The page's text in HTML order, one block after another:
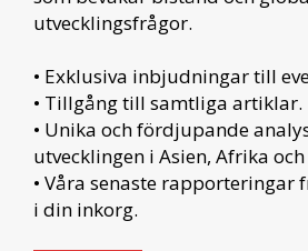
utvecklingsfrågor.
• Exklusiva inbjudningar till
• Tillgång till samtliga artiklar.
• Unika och fördjupande
utvecklingen i Asien, Afrika
• Våra senaste rapporteringar
i din inkorg.